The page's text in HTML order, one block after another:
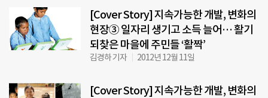
[Cover Story] 지속가능한 개발, 변화의
현장③ 일자리 생기고 소득 늘어… 활기
되찾은 마을에 주민들 ‘활짝’
김경하 기자 2012년 12월 11일
[Cover Story] 지속가능한 개발, 변화의